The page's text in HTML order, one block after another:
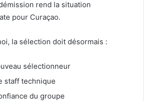
rend la situation
pour Curaçao.
la sélection doit désormais :
sélectionneur
staff technique
du groupe